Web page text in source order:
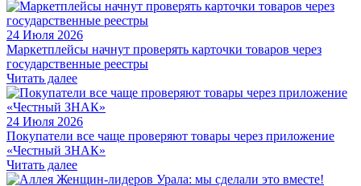
24 Июля 2026
Маркетплейсы начнут проверять карточки товаров через
государственные реестры
Читать далее
24 Июля 2026
Покупатели все чаще проверяют товары через приложение
«Честный ЗНАК»
Читать далее